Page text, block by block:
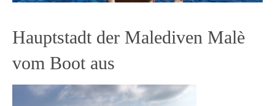
Hauptstadt der Malediven Malè
vom Boot aus